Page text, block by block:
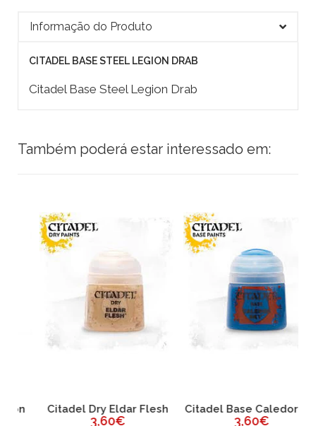
Informação do Produto
CITADEL BASE STEEL LEGION DRAB
Citadel Base Steel Legion Drab
Também poderá estar interessado em:
Citadel Dry Eldar Flesh
3,60€
Citadel Base Caledor Sky
3,60€